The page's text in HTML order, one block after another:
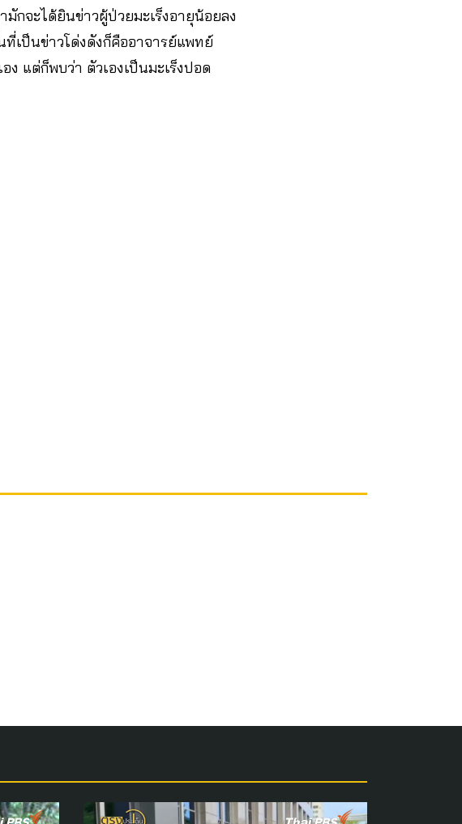
กจะได้ยินข่าวผู้ป่วยมะเร็งอายุน้อยลง
ที่เป็นข่าวโด่งดังก็คืออาจารย์แพทย์
แต่ก็พบว่า ตัวเองเป็นมะเร็งปอด